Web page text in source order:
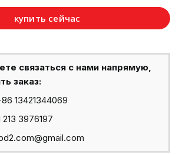
купить сейчас
связаться с нами напрямую,
заказ:
13421344069
213 3976197